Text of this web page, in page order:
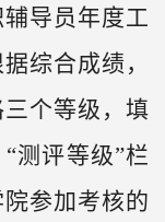
导员年度工
综合成绩，
个等级，填
测评等级”栏
参加考核的